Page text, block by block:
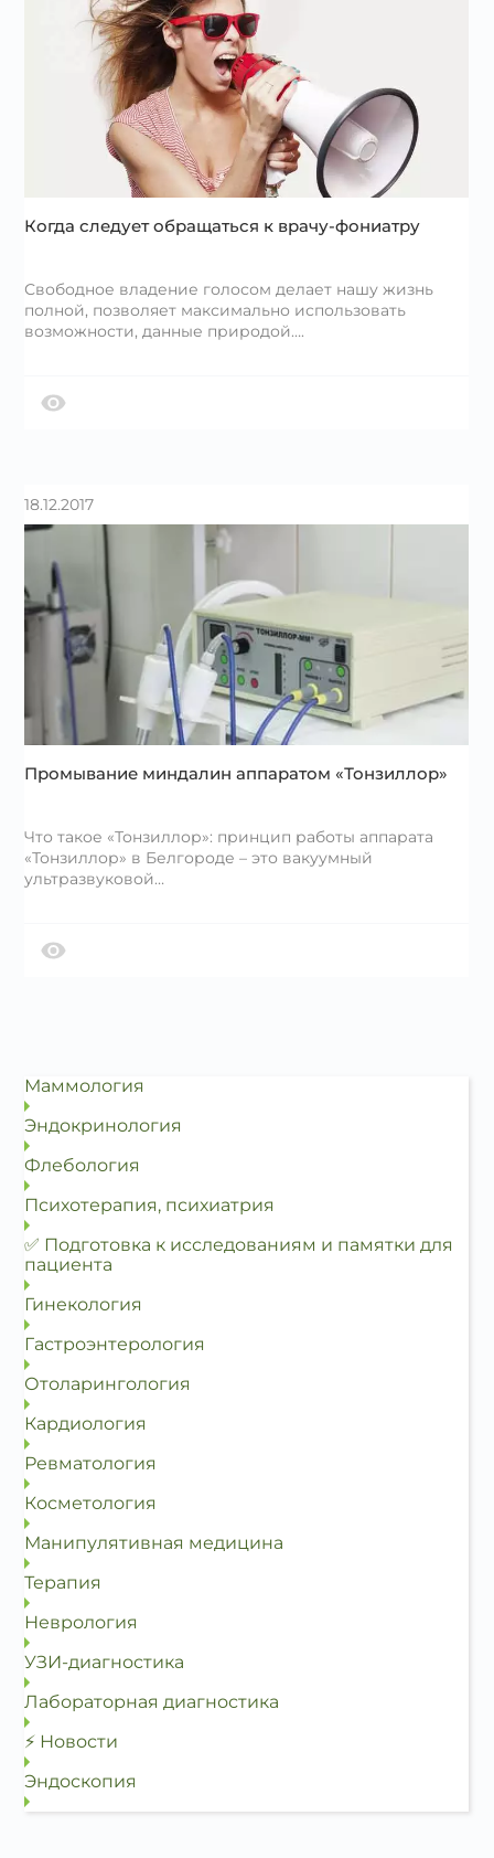
Маммология
Эндокринология
Флебология
Психотерапия, психиатрия
✅ Подготовка к исследованиям и памятки для
пациента
Гинекология
Гастроэнтерология
Отоларингология
Кардиология
Ревматология
Косметология
Манипулятивная медицина
Терапия
Неврология
УЗИ-диагностика
Лабораторная диагностика
⚡ Новости
Эндоскопия
Когда следует обращаться к врачу-фониатру
Свободное владение голосом делает нашу жизнь
полной, позволяет максимально использовать
возможности, данные природой….
18.12.2017
Промывание миндалин аппаратом «Тонзиллор»
Что такое «Тонзиллор»: принцип работы аппарата
«Тонзиллор» в Белгороде – это вакуумный
ультразвуковой…